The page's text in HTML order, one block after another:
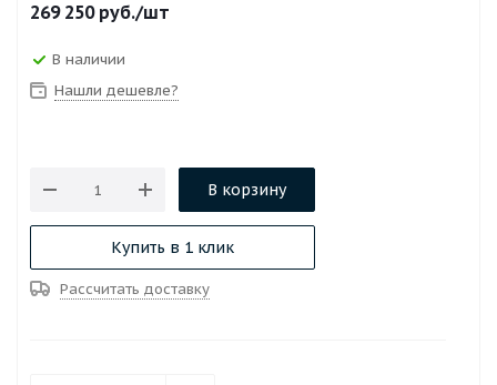
269 250руб./шт
В наличии
Нашли дешевле?
В корзину
Купить в 1 клик
Рассчитать доставку